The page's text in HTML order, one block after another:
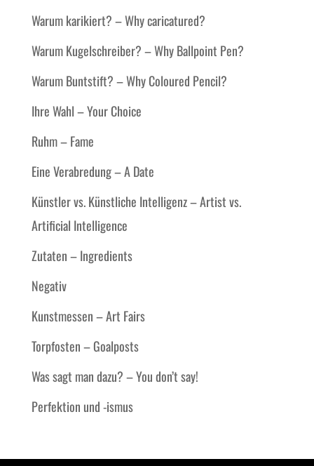
Warum karikiert? – Why caricatured?
Warum Kugelschreiber? – Why Ballpoint Pen?
Warum Buntstift? – Why Coloured Pencil?
Ihre Wahl – Your Choice
Ruhm – Fame
Eine Verabredung – A Date
Künstler vs. Künstliche Intelligenz – Artist vs.
Artificial Intelligence
Zutaten – Ingredients
Negativ
Kunstmessen – Art Fairs
Torpfosten – Goalposts
Was sagt man dazu? – You don’t say!
Perfektion und -ismus